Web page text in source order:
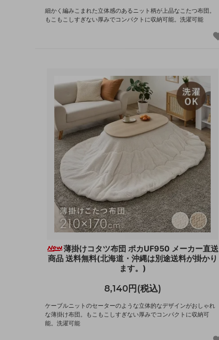
細かく編みこまれた立体感のあるニット柄が上品なこたつ布団。
もこもこしすぎない厚みでコンパクトに収納可能。洗濯可能
薄掛けコタツ布団 ポカUF950 メーカー直送
商品 送料無料(北海道・沖縄は別途送料が掛かり
ます。)
8,140円(税込)
ケーブルニットのセーターのような立体的なデザインがおしゃれ
な薄掛け布団。もこもこしすぎない厚みでコンパクトに収納可
能。洗濯可能